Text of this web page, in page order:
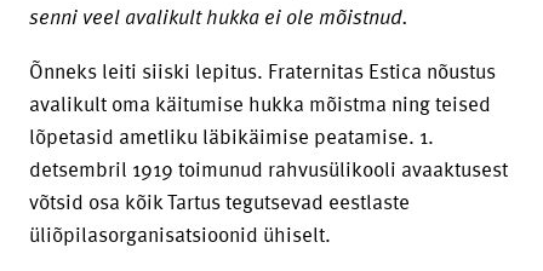
senni veel avalikult hukka ei ole mõistnud.
Õnneks leiti siiski lepitus. Fraternitas Estica nõustus
avalikult oma käitumise hukka mõistma ning teised
lõpetasid ametliku läbikäimise peatamise. 1.
detsembril 1919 toimunud rahvusülikooli avaaktusest
võtsid osa kõik Tartus tegutsevad eestlaste
üliõpilasorganisatsioonid ühiselt.